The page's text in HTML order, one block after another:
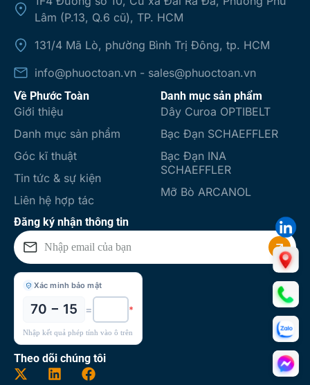
Lâm (P.13, Q.6 cũ), TP. HCM
131/4 Mã Lò, phường Bình Trị Đông, tp. HCM
info@phuoctoan.vn - sales@phuoctoan.vn
Về Phước Toàn
Giới thiệu
Danh mục sản phẩm
Góc kĩ thuật
Tin tức & sự kiện
Liên hệ hợp tác
Danh mục sản phẩm
Dây Curoa OPTIBELT
Bạc Đạn SCHAEFFLER
Bạc Đạn INA
SCHAEFFLER
Mỡ Bò ARCANOL
Đăng ký nhận thông tin
Xác minh bảo mật
70 − 15 = *
Nhập kết quả phép tính vào ô trên
Theo dõi chúng tôi